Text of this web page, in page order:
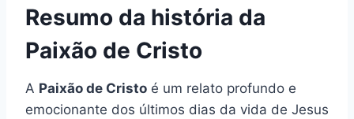
Resumo da história da
Paixão de Cristo
A Paixão de Cristo é um relato profundo e
emocionante dos últimos dias da vida de Jesus